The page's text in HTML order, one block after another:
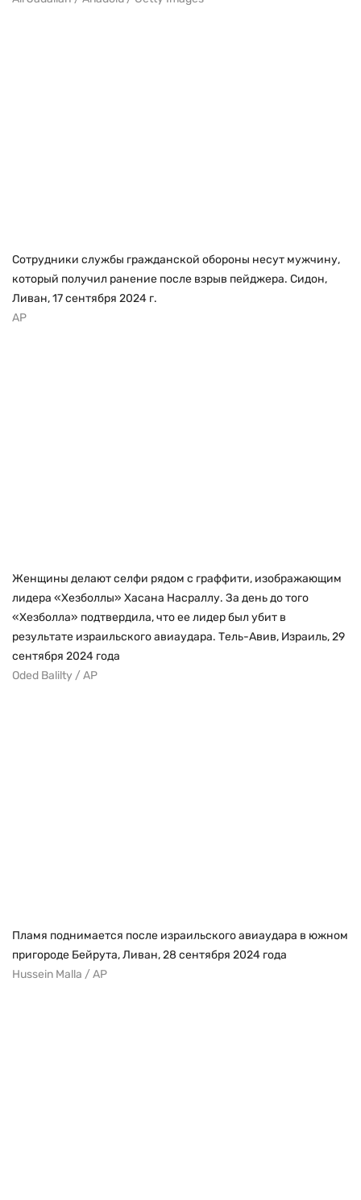
Сотрудники службы гражданской обороны несут мужчину,
который получил ранение после взрыв пейджера. Сидон,
Ливан, 17 сентября 2024 г.
AP
Женщины делают селфи рядом с граффити, изображающим
лидера «Хезболлы» Хасана Насраллу. За день до того
«Хезболла» подтвердила, что ее лидер был убит в
результате израильского авиаудара. Тель-Авив, Израиль, 29
сентября 2024 года
Oded Balilty / AP
Пламя поднимается после израильского авиаудара в южном
пригороде Бейрута, Ливан, 28 сентября 2024 года
Hussein Malla / AP